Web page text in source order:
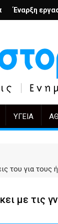
Βέγκνερ
το Κέντρο
Από
ΥΓΕΊΑ
του για
με τις